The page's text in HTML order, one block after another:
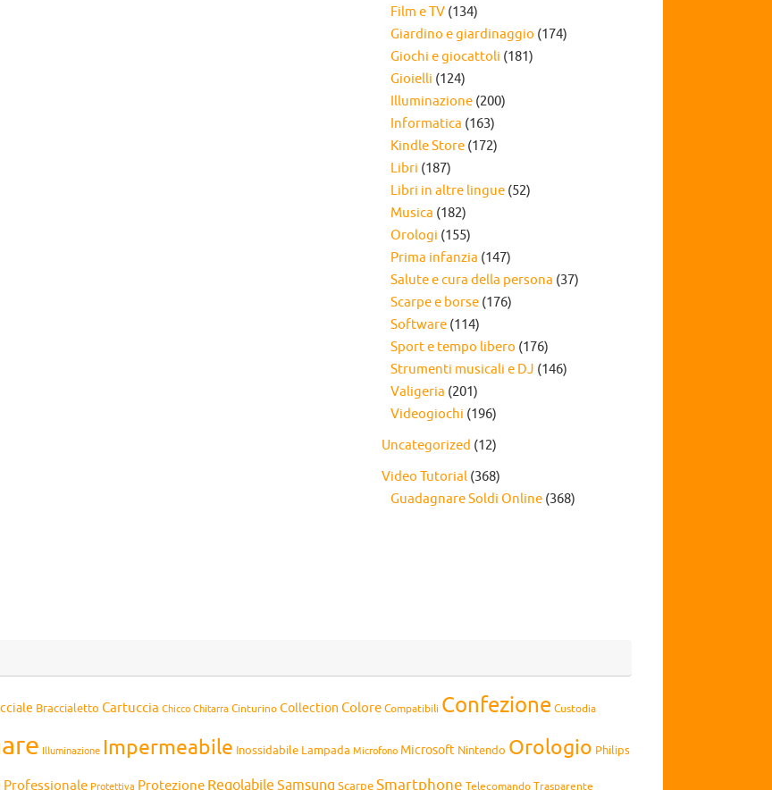
Film e TV (134)
Giardino e giardinaggio (174)
Giochi e giocattoli (181)
Gioielli (124)
Illuminazione (200)
Informatica (163)
Kindle Store (172)
Libri (187)
Libri in altre lingue (52)
Musica (182)
Orologi (155)
Prima infanzia (147)
Salute e cura della persona (37)
Scarpe e borse (176)
Software (114)
Sport e tempo libero (176)
Strumenti musicali e DJ (146)
Valigeria (201)
Videogiochi (196)
Uncategorized (12)
Video Tutorial (368)
Guadagnare Soldi Online (368)
Braccialetto Cartuccia Chicco Chitarra Cinturino Collection ColoreCompatibili Confezione Custodia
Illuminazione Impermeabile Inossidabile Lampada Microfono Microsoft Nintendo Orologio Philips
Professionale Protettiva Protezione Regolabile Samsung ScarpeSmartphone Telecomando Trasparente